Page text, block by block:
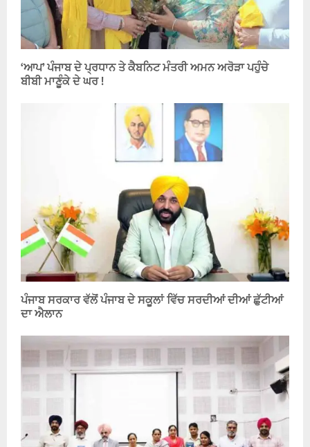
‘ਆਪ’ ਪੰਜਾਬ ਦੇ ਪ੍ਰਧਾਨ ਤੇ ਕੈਬਨਿਟ ਮੰਤਰੀ ਅਮਨ ਅਰੋੜਾ ਪਹੁੰਚੇ
ਬੀਬੀ ਮਾਣੂੰਕੇ ਦੇ ਘਰ !
ਪੰਜਾਬ ਸਰਕਾਰ ਵੱਲੋਂ ਪੰਜਾਬ ਦੇ ਸਕੂਲਾਂ ਵਿੱਚ ਸਰਦੀਆਂ ਦੀਆਂ ਛੁੱਟੀਆਂ
ਦਾ ਐਲਾਨ